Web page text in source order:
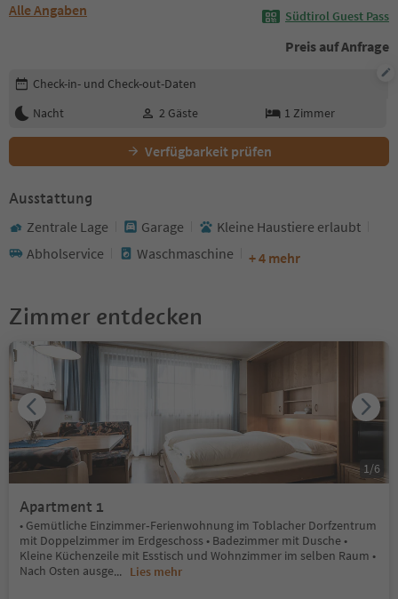
Alle Angaben Südtirol Guest Pass
Preis auf Anfrage
Buchungsdetails bearbeiten
Check-in- und Check-out-Daten
Nacht
2 Gäste 1 Zimmer
Verfügbarkeit prüfen
Ausstattung
Zentrale Lage Garage
Kleine Haustiere erlaubt
Abholservice
Waschmaschine + 4 mehr
Zimmer entdecken
Apartment 1
• Gemütliche Einzimmer‑Ferienwohnung im Toblacher Dorfzentrum
mit Doppelzimmer im Erdgeschoss • Badezimmer mit Dusche •
Kleine Küchenzeile mit Esstisch und Wohnzimmer im selben Raum •
Nach Osten ausge... Lies mehr
1/6